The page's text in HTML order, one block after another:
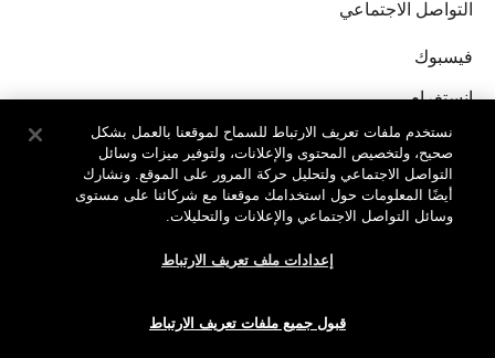
التواصل الاجتماعي
فيسبوك
إنستغرام
نستخدم ملفات تعريف الارتباط للسماح لموقعنا بالعمل بشكل
صحيح، ولتخصيص المحتوى والإعلانات، ولتوفير ميزات وسائل
التواصل الاجتماعي ولتحليل حركة المرور على الموقع. ونشارك
أيضًا المعلومات حول استخدامك موقعنا مع شركائنا على مستوى
وسائل التواصل الاجتماعي والإعلانات والتحليلات.
إعدادات ملف تعريف الارتباط
قبول جميع ملفات تعريف الارتباط